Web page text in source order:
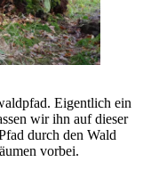
Eigentlich ein
wir ihn auf dieser
durch den Wald
vorbei.